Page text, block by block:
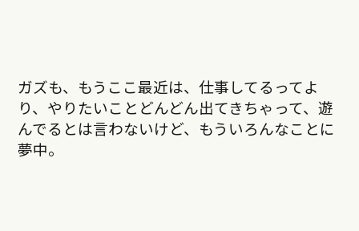
ガズも、もうここ最近は、仕事してるってよ
り、やりたいことどんどん出てきちゃって、遊
んでるとは言わないけど、もういろんなことに
夢中。